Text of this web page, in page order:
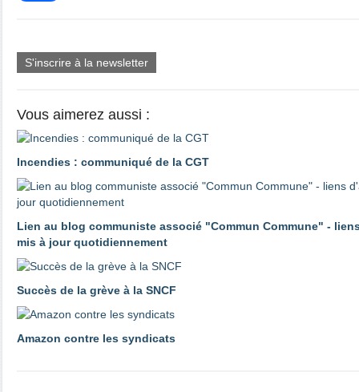
S'inscrire à la newsletter
Vous aimerez aussi :
Incendies : communiqué de la CGT
Lien au blog communiste associé "Commun Commune" -
mis à jour quotidiennement
Succès de la grève à la SNCF
Amazon contre les syndicats